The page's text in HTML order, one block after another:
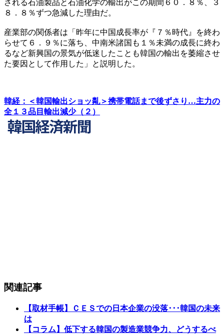
される石油製品と石油化学の輸出がこの期間６０．８％、３
８．８％ずつ急減した理由だ。
産業部の関係者は「昨年に中国成長率が『７％時代』を終わ
らせて６．９％に落ち、中南米諸国も１％未満の成長に終わ
るなど新興国の景気が低迷したことも韓国の輸出を萎縮させ
た要因として作用した」と説明した。
韓経：＜韓国輸出ショッ亃＞携帯電話まで後ずさり…主力の
全１３品目輸出減少（２）
関連記事
【取材手帳】ＣＥＳでの日本企業の没落･･･韓国の未来
は
【コラム】低下する韓国の製造業競争力、どうするべ